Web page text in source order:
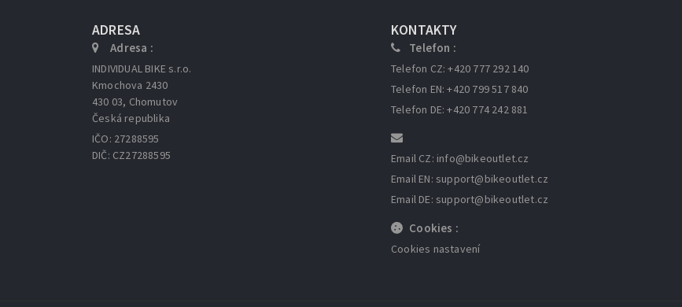
ADRESA
Adresa :
INDIVIDUAL BIKE s.r.o.
Kmochova 2430
430 03, Chomutov
Česká republika
IČO: 27288595
DIČ: CZ27288595
KONTAKTY
Telefon :
Telefon CZ: +420 777 292 140
Telefon EN: +420 799 517 840
Telefon DE: +420 774 242 881
Email CZ: info@bikeoutlet.cz
Email EN: support@bikeoutlet.cz
Email DE: support@bikeoutlet.cz
Cookies :
Cookies nastavení